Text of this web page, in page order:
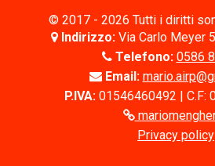
© 2017 - 2026 Tutti i diritti
Indirizzo: Via Carlo Meyer
Telefono: 0586
Email:
P.IVA: 01546460492 | C.F:
Privacy policy